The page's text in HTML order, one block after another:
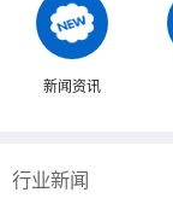
新闻资讯
行业新闻